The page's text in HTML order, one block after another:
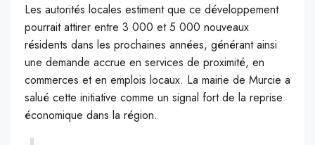
Les autorités locales estiment que ce développement
pourrait attirer entre 3 000 et 5 000 nouveaux
résidents dans les prochaines années, générant ainsi
une demande accrue en services de proximité, en
commerces et en emplois locaux. La mairie de Murcie a
salué cette initiative comme un signal fort de la reprise
économique dans la région.